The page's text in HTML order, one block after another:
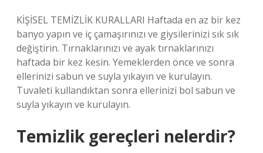
KİŞİSEL TEMİZLİK KURALLARI Haftada en az bir kez
banyo yapın ve iç çamaşırınızı ve giysilerinizi sık sık
değiştirin. Tırnaklarınızı ve ayak tırnaklarınızı
haftada bir kez kesin. Yemeklerden önce ve sonra
ellerinizi sabun ve suyla yıkayın ve kurulayın.
Tuvaleti kullandıktan sonra ellerinizi bol sabun ve
suyla yıkayın ve kurulayın.
Temizlik gereçleri nelerdir?